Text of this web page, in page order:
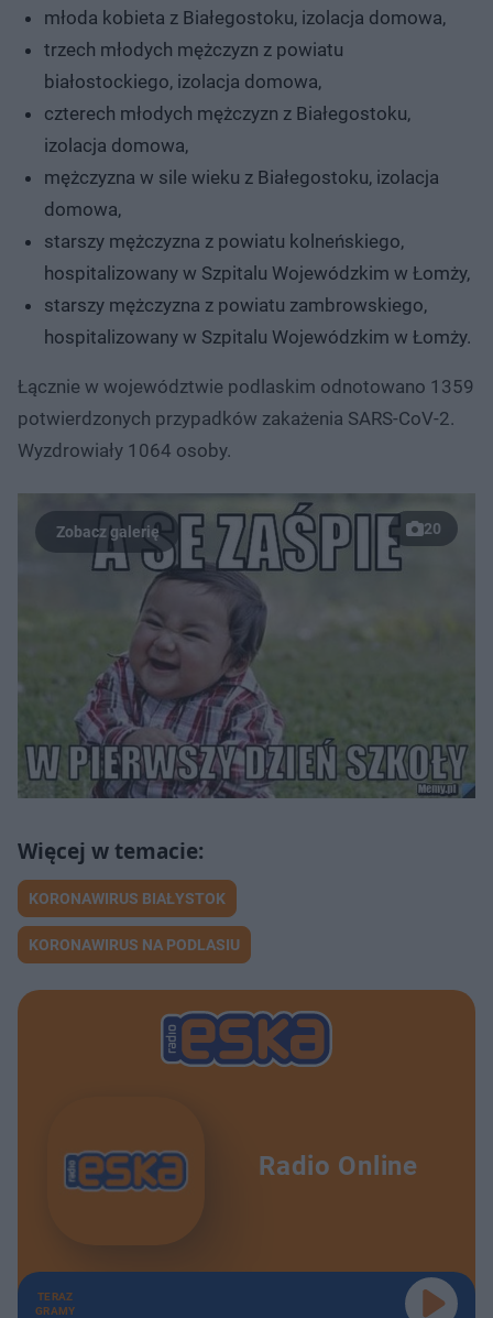
młoda kobieta z Białegostoku, izolacja domowa,
trzech młodych mężczyzn z powiatu
białostockiego, izolacja domowa,
czterech młodych mężczyzn z Białegostoku,
izolacja domowa,
mężczyzna w sile wieku z Białegostoku, izolacja
domowa,
starszy mężczyzna z powiatu kolneńskiego,
hospitalizowany w Szpitalu Wojewódzkim w Łomży,
starszy mężczyzna z powiatu zambrowskiego,
hospitalizowany w Szpitalu Wojewódzkim w Łomży.
Łącznie w województwie podlaskim odnotowano 1359
potwierdzonych przypadków zakażenia SARS-CoV-2.
Wyzdrowiały 1064 osoby.
20
KORONAWIRUS BIAŁYSTOK
KORONAWIRUS NA PODLASIU
Radio Online
TERAZ
GRAMY